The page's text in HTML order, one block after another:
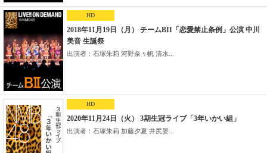
HD
2018年11月19日（月） チームBII「恋愛禁止条例」公演 中川
美音 生誕祭
出演者：石塚朱莉 河野奈々帆 清水...
HD
2020年11月24日（火） 3期生冠ライブ「3年いかい組」
出演者：石塚朱莉 加藤夕夏 井尻晏...